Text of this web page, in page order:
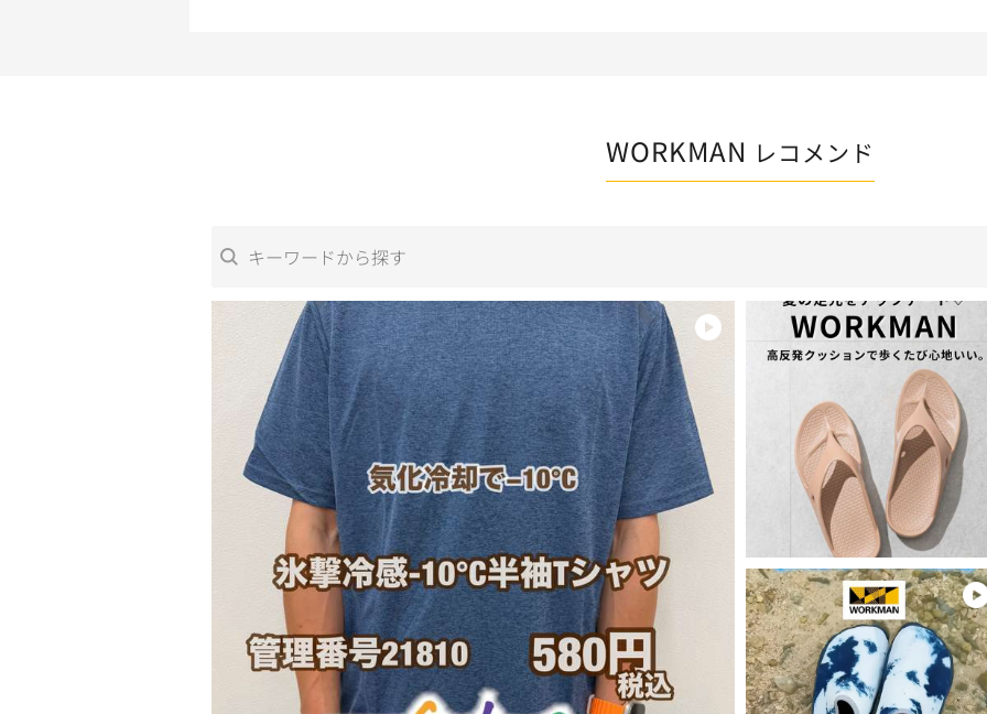
WORKMAN レコメンド